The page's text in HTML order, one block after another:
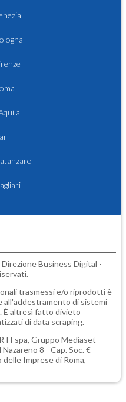
Business Digital -
trasmessi e/o riprodotti è
all'addestramento di sistemi
È altresì fatto divieto
di data scraping.
RTI spa, Gruppo Mediaset -
8 - Cap. Soc. €
Imprese di Roma,